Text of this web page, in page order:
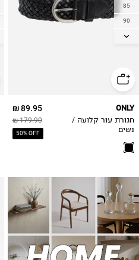
85
90
95
89.95 ₪
179.90 ₪
50% OFF
ONLY
חגורת עור קלועה /
נשים